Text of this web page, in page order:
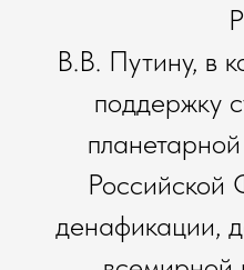
В.В. Путину, в
поддержку
денафикации,